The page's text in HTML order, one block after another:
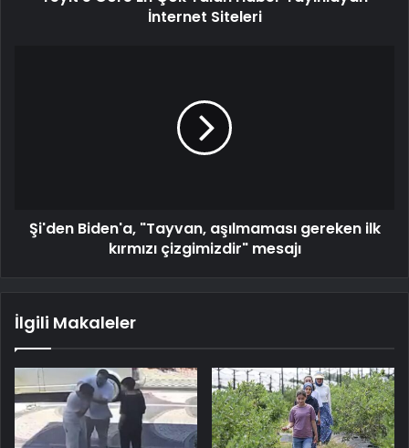
İnternet Siteleri
Şi'den Biden'a, "Tayvan, aşılmaması gereken ilk
kırmızı çizgimizdir" mesajı
İlgili Makaleler